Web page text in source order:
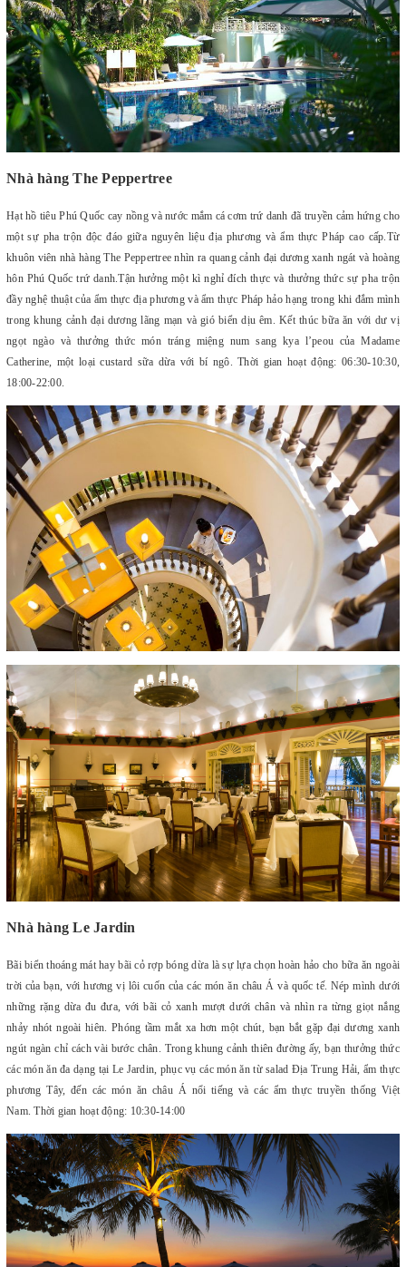
Nhà hàng The Peppertree
Hạt hồ tiêu Phú Quốc cay nồng và nước mắm cá cơm trứ danh đã truyền cảm hứng cho
một sự pha trộn độc đáo giữa nguyên liệu địa phương và ẩm thực Pháp cao cấp.Từ
khuôn viên nhà hàng The Peppertree nhìn ra quang cảnh đại dương xanh ngát và hoàng
hôn Phú Quốc trứ danh.Tận hưởng một kì nghỉ đích thực và thưởng thức sự pha trộn
đầy nghệ thuật của ẩm thực địa phương và ẩm thực Pháp hảo hạng trong khi đắm mình
trong khung cảnh đại dương lãng mạn và gió biển dịu êm. Kết thúc bữa ăn với dư vị
ngọt ngào và thưởng thức món tráng miệng num sang kya l’peou của Madame
Catherine, một loại custard sữa dừa với bí ngô.Thời gian hoạt động: 06:30-10:30,
18:00-22:00.
Nhà hàng Le Jardin
Bãi biển thoáng mát hay bãi cỏ rợp bóng dừa là sự lựa chọn hoàn hảo cho bữa ăn ngoài
trời của bạn, với hương vị lôi cuốn của các món ăn châu Á và quốc tế. Nép mình dưới
những rặng dừa đu đưa, với bãi cỏ xanh mượt dưới chân và nhìn ra từng giọt nắng
nhảy nhót ngoài hiên. Phóng tầm mắt xa hơn một chút, bạn bắt gặp đại dương xanh
ngút ngàn chỉ cách vài bước chân. Trong khung cảnh thiên đường ấy, bạn thưởng thức
các món ăn đa dạng tại Le Jardin, phục vụ các món ăn từ salad Địa Trung Hải, ẩm thực
phương Tây, đến các món ăn châu Á nổi tiếng và các ẩm thực truyền thống Việt
Nam. Thời gian hoạt động: 10:30-14:00